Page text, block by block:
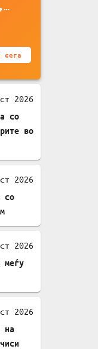
на
сега
2026
со
во
2026
со
2026
меѓу
2026
на